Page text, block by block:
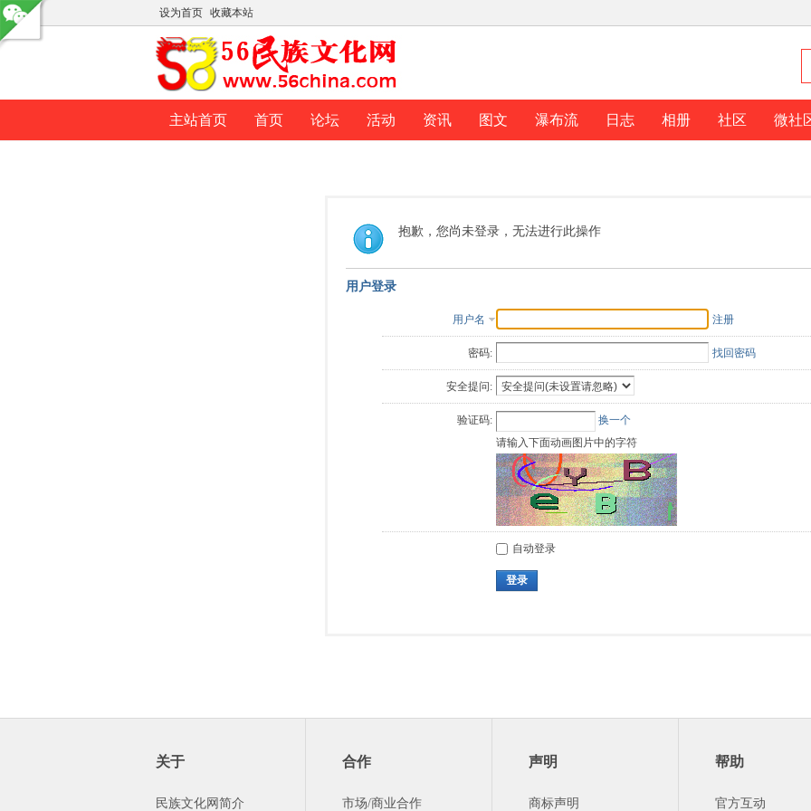
设为首页 收藏本站
主站首页 首页 论坛 活动 资讯 图文 瀑布流 日志 相册 社区 微社
抱歉，您尚未登录，无法进行此操作
用户登录
用户名 注册
密码: 找回密码
安全提问:
验证码:
换一个
请输入下面动画图片中的字符
自动登录
登录
关于
民族文化网简介
合作
市场/商业合作
声明
商标声明
帮助
官方互动